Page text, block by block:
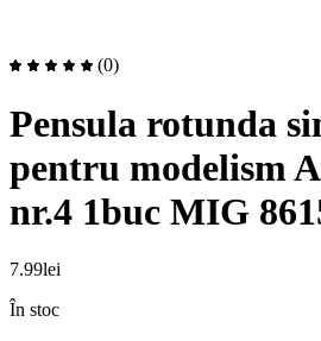
(0)
Pensula rotunda
pentru modelism
nr.4 1buc MIG
7.99lei
În stoc